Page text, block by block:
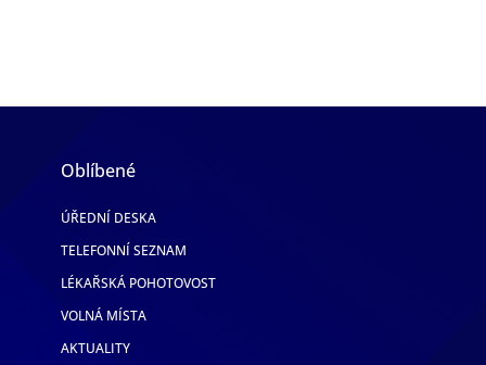
Oblíbené
ÚŘEDNÍ DESKA
TELEFONNÍ SEZNAM
LÉKAŘSKÁ POHOTOVOST
VOLNÁ MÍSTA
AKTUALITY